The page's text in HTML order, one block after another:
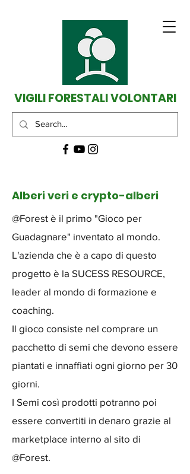
VIGILI FORESTALI VOLONTARI
Alberi veri e crypto-alberi
@Forest è il primo "Gioco per
Guadagnare" inventato al mondo.
L'azienda che è a capo di questo
progetto è la SUCESS RESOURCE,
leader al mondo di formazione e
coaching.
Il gioco consiste nel comprare un
pacchetto di semi che devono essere
piantati e innaffiati ogni giorno per 30
giorni.
I Semi così prodotti potranno poi
essere convertiti in denaro grazie al
marketplace interno al sito di
@Forest.